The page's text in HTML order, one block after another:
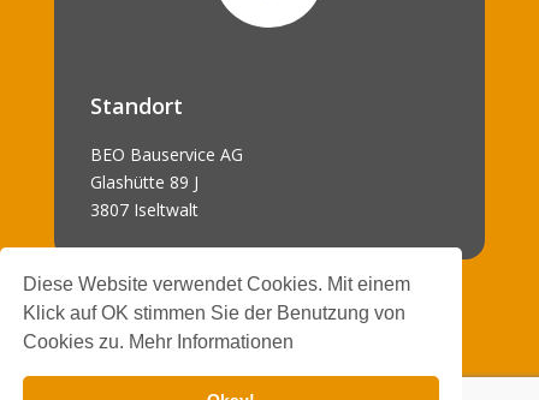
Diese Website verwendet Cookies. Mit einem
Klick auf OK stimmen Sie der Benutzung von
Cookies zu. Mehr Informationen
Standort
BEO Bauservice AG
Glashütte 89 J
3807 Iseltwalt